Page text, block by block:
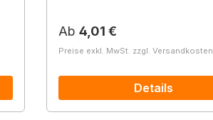
Regulärer Preis:
Ab 4,01 €
Preise exkl. MwSt. zzgl. Versandkosten
Details